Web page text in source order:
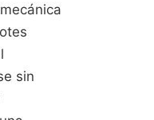
sin